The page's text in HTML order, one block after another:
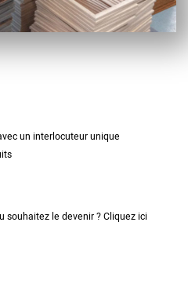
un interlocuteur unique
souhaitez le devenir ? Cliquez ici